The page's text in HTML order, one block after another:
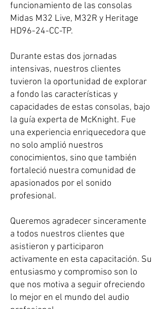
funcionamiento de las consolas
Midas M32 Live, M32R y Heritage
HD96-24-CC-TP.
Durante estas dos jornadas
intensivas, nuestros clientes
tuvieron la oportunidad de explorar
a fondo las características y
capacidades de estas consolas, bajo
la guía experta de McKnight. Fue
una experiencia enriquecedora que
no solo amplió nuestros
conocimientos, sino que también
fortaleció nuestra comunidad de
apasionados por el sonido
profesional.
Queremos agradecer sinceramente
a todos nuestros clientes que
asistieron y participaron
activamente en esta capacitación. Su
entusiasmo y compromiso son lo
que nos motiva a seguir ofreciendo
lo mejor en el mundo del audio